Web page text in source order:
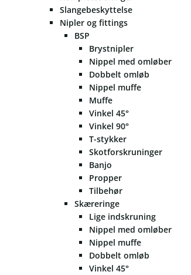
Slangebeskyttelse
Nipler og fittings
BSP
Brystnipler
Nippel med omløber
Dobbelt omløb
Nippel muffe
Muffe
Vinkel 45°
Vinkel 90°
T-stykker
Skotforskruninger
Banjo
Propper
Tilbehør
Skæreringe
Lige indskruning
Nippel med omløber
Nippel muffe
Dobbelt omløb
Vinkel 45°